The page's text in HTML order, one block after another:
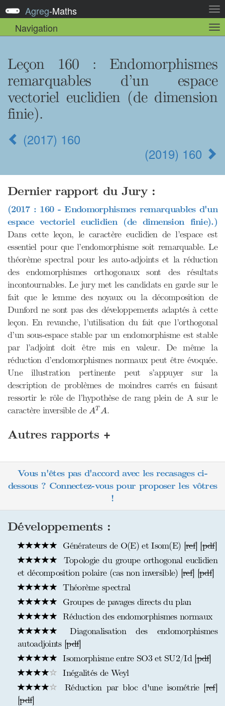
la
Agreg-Maths
Navigation
la
Leçon 160 : Endomorphismes
remarquables d’un espace
vectoriel euclidien (de dimension
finie).
(2017) 160
(2019) 160
Dernier rapport du Jury :
(2017 : 160 - Endomorphismes remarquables d'un
espace vectoriel euclidien (de dimension finie).)
Dans cette leçon, le caractère euclidien de l’espace est
essentiel pour que l’endomorphisme soit remarquable. Le
théorème spectral pour les auto-adjoints et la réduction
des endomorphismes orthogonaux sont des résultats
incontournables. Le jury met les candidats en garde sur le
fait que le lemme des noyaux ou la décomposition de
Dunford ne sont pas des développements adaptés à cette
leçon. En revanche, l’utilisation du fait que l’orthogonal
d’un sous-espace stable par un endomorphisme est stable
par l’adjoint doit être mis en valeur. De même la
réduction d’endomorphismes normaux peut être évoquée.
Une illustration pertinente peut s’appuyer sur la
description de problèmes de moindres carrés en faisant
ressortir le rôle de l’hypothèse de rang plein de A sur le
caractère inversible deAT A
AT A.
Autres rapports +
Vous n'êtes pas d'accord avec les recasages ci-
dessous ? Connectez-vous pour proposer les vôtres
!
Développements :
Générateurs de O(E) et Isom(E) [ref] [pdf]
Topologie du groupe orthogonal euclidien
et décomposition polaire (cas non inversible) [ref] [pdf]
Théorème spectral
Groupes de pavages directs du plan
Réduction des endomorphismes normaux
Diagonalisation des endomorphismes
autoadjoints [pdf]
Isomorphisme entre SO3 et SU2/Id [pdf]
Inégalités de Weyl
Réduction par bloc d'une isométrie [ref]
[pdf]